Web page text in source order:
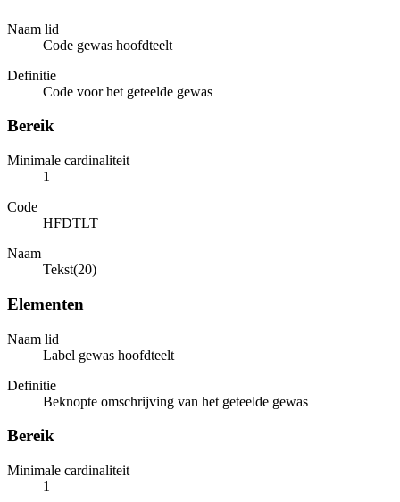
Naam lid
Code gewas hoofdteelt
Definitie
Code voor het geteelde gewas
Bereik
Minimale cardinaliteit
1
Code
HFDTLT
Naam
Tekst(20)
Elementen
Naam lid
Label gewas hoofdteelt
Definitie
Beknopte omschrijving van het geteelde gewas
Bereik
Minimale cardinaliteit
1